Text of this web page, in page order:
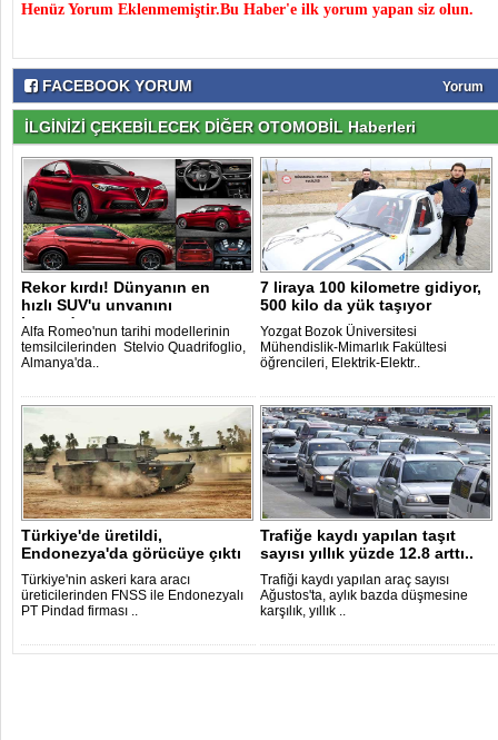
Henüz Yorum Eklenmemiştir.Bu Haber'e ilk yorum yapan siz olun.
FACEBOOK YORUM Yorum
İLGİNİZİ ÇEKEBİLECEK DİĞER OTOMOBİL Haberleri
Rekor kırdı! Dünyanın en
hızlı SUV'u unvanını
kazandı..
Alfa Romeo'nun tarihi modellerinin
temsilcilerinden Stelvio Quadrifoglio,
Almanya'da..
7 liraya 100 kilometre gidiyor,
500 kilo da yük taşıyor
Yozgat Bozok Üniversitesi
Mühendislik-Mimarlık Fakültesi
öğrencileri, Elektrik-Elektr..
Türkiye'de üretildi,
Endonezya'da görücüye çıktı
Türkiye'nin askeri kara aracı
üreticilerinden FNSS ile Endonezyalı
PT Pindad firması ..
Trafiğe kaydı yapılan taşıt
sayısı yıllık yüzde 12.8 arttı..
Trafiği kaydı yapılan araç sayısı
Ağustos'ta, aylık bazda düşmesine
karşılık, yıllık ..